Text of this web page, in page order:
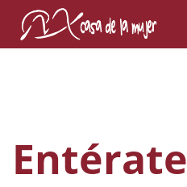
Entérate